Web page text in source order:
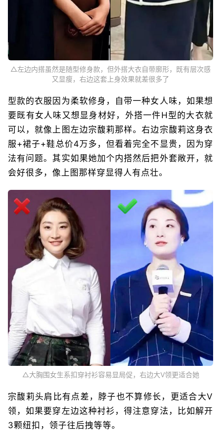
△左边内搭虽然是随型修身款，但外搭大衣自带廓形，既有层次感
又显瘦，右边这套上身效果就差很多了
型款的衣服因为柔软修身，自带一种女人味，如果想
要既有女人味又想显身材好，外搭一件H型的大衣就
可以，就像上图左边宗馥莉那样。右边宗馥莉这身衣
服+裙子+鞋总价4万多，但看着完全不显贵，因为穿
法有问题。其实如果她加个内搭然后把外套敞开，就
会好很多，像上图那样穿显得人有点壮。
△大胸围女生系扣穿衬衫容易显局促，右边大V领更适合她
宗馥莉头肩比有点差，脖子也不算修长，更适合大V
领，如果要穿左边这种衬衫，得注意穿法，比如解开
3颗纽扣，领子往后拽等等。